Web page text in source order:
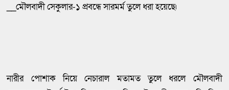
__মৌলবাদী সেকুলার-১ প্রবন্ধে সারমর্ম তুলে ধরা হয়েছে৷
নারীর পোশাক নিয়ে নেচারাল মতামত তুলে ধরলে মৌলবাদী